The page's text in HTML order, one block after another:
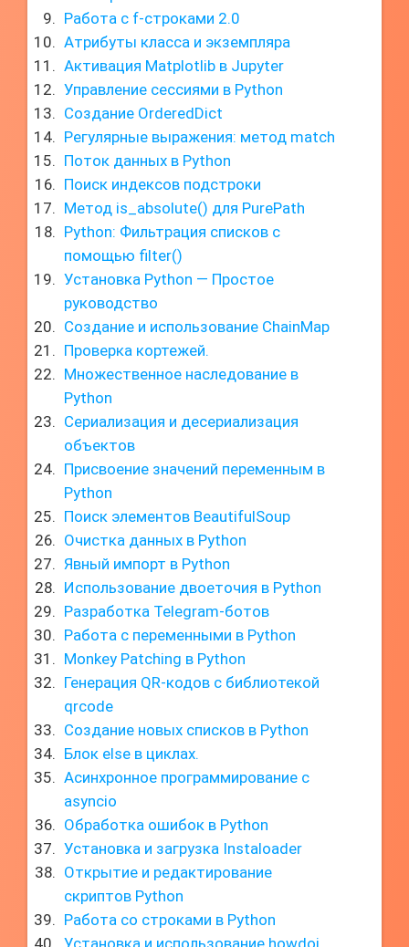
Работа с f-строками 2.0
Атрибуты класса и экземпляра
Активация Matplotlib в Jupyter
Управление сессиями в Python
Создание OrderedDict
Регулярные выражения: метод match
Поток данных в Python
Поиск индексов подстроки
Метод is_absolute() для PurePath
Python: Фильтрация списков с
помощью filter()
Установка Python — Простое
руководство
Создание и использование ChainMap
Проверка кортежей.
Множественное наследование в
Python
Сериализация и десериализация
объектов
Присвоение значений переменным в
Python
Поиск элементов BeautifulSoup
Очистка данных в Python
Явный импорт в Python
Использование двоеточия в Python
Разработка Telegram-ботов
Работа с переменными в Python
Monkey Patching в Python
Генерация QR-кодов с библиотекой
qrcode
Создание новых списков в Python
Блок else в циклах.
Асинхронное программирование с
asyncio
Обработка ошибок в Python
Установка и загрузка Instaloader
Открытие и редактирование
скриптов Python
Работа со строками в Python
Установка и использование howdoi